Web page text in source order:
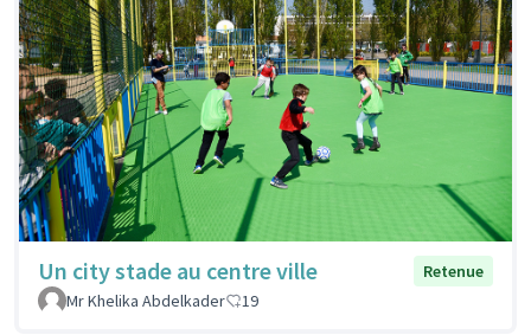
Un city stade au centre ville
Retenue
Mr Khelika Abdelkader
19